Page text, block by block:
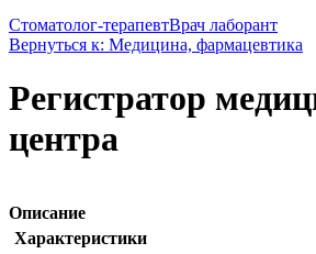
Стоматолог-терапевтВрач лаборант
Вернуться к: Медицина, фармацевтика
Регистратор
центра
Описание
Характеристики